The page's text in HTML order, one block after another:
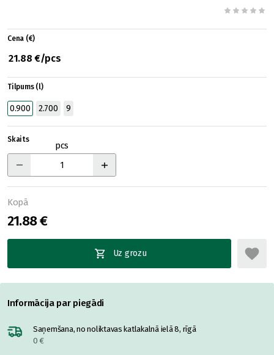
Cena (€)
21.88 €/pcs
Tilpums (l)
0.900 2.700 9
Skaits
pcs
Kopā
21.88 €
Uz grozu
Informācija par piegādi
Saņemšana, no noliktavas katlakalnā ielā 8, rīgā
0 €